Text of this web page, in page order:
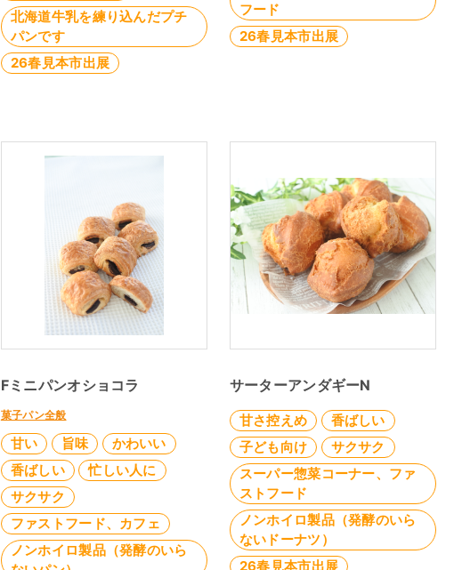
北海道牛乳を練り込んだプチ
パンです
26春見本市出展
フード
26春見本市出展
Fミニパンオショコラ
菓子パン全般
甘い 旨味
かわいい
香ばしい
忙しい人に
サクサク
ファストフード、カフェ
ノンホイロ製品（発酵のいら
サーターアンダギーN
甘さ控えめ
香ばしい
子ども向け
サクサク
スーパー惣菜コーナー、ファ
ストフード
ノンホイロ製品（発酵のいら
ないドーナツ）
26春見本市出展